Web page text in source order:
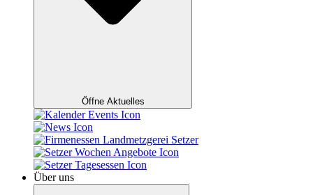
Öffne Aktuelles
Über uns